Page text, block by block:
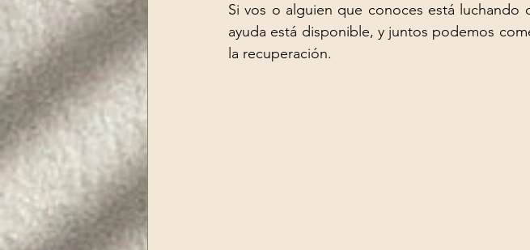
Si vos o alguien que conoces está luchando
ayuda está disponible, y juntos podemos
la recuperación.